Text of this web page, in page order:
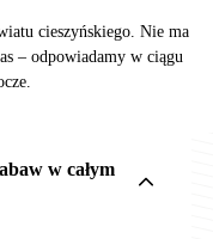
cieszyńskiego. Nie ma
– odpowiadamy w ciągu
w całym